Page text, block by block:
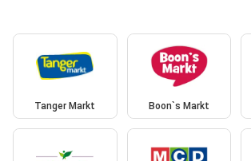
Tanger Markt Boon`s Markt